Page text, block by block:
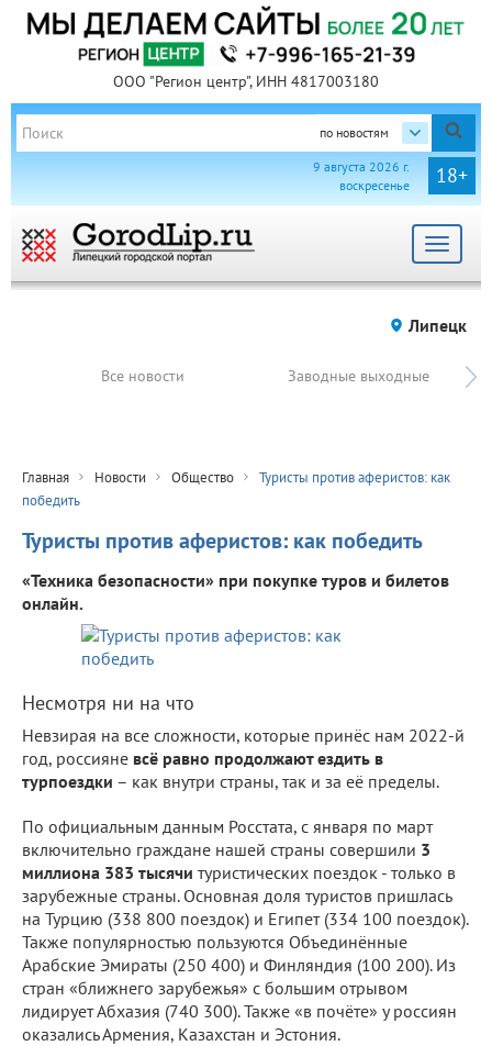
ООО "Регион центр", ИНН 4817003180
по новостям
18+
9 августа 2026 г.
воскресенье
Toggle
Липецк
Все новости Заводные выходные
Главная Новости Общество
Туристы против аферистов: как
победить
Туристы против аферистов: как победить
«Техника безопасности» при покупке туров и билетов
онлайн.
Несмотря ни на что
Невзирая на все сложности, которые принёс нам 2022-й
год, россияне всё равно продолжают ездить в
турпоездки – как внутри страны, так и за её пределы.
По официальным данным Росстата, с января по март
включительно граждане нашей страны совершили 3
миллиона 383 тысячи туристических поездок - только в
зарубежные страны. Основная доля туристов пришлась
на Турцию (338 800 поездок) и Египет (334 100 поездок).
Также популярностью пользуются Объединённые
Арабские Эмираты (250 400) и Финляндия (100 200). Из
стран «ближнего зарубежья» с большим отрывом
лидирует Абхазия (740 300). Также «в почёте» у россиян
оказались Армения, Казахстан и Эстония.